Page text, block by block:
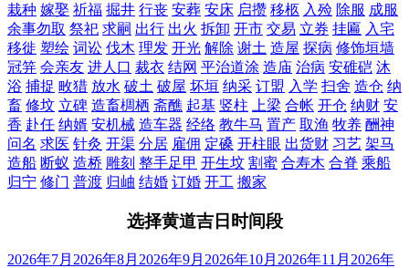
栽种 嫁娶 祈福 掘井 行丧 安葬 安床 启攒 移柩 入殓 除服 成服
余事勿取 祭祀 求嗣 出行 出火 拆卸 开市 交易 立券 挂匾 入宅
移徙 塑绘 词讼 伐木 理发 开光 解除 谢土 造屋 探病 修饰垣墙
冠笄 会亲友 进人口 裁衣 结网 平治道涂 造庙 治病 安碓硙 沐
浴 捕捉 畋猎 放水 破土 破屋 坏垣 纳采 订盟 入学 扫舍 造仓 纳
畜 修坟 立碑 造畜椆栖 斋醮 起基 竖柱 上梁 合帐 开仓 纳财 安
香 赴任 纳婿 安机械 造车器 经络 教牛马 置产 取渔 牧养 酬神
问名 求医 针灸 开渠 分居 雇佣 定磉 开柱眼 出货财 习艺 架马
造船 断蚁 造桥 雕刻 整手足甲 开生坟 割蜜 合寿木 合脊 乘船
归宁 修门 普渡 归岫 结婚 订婚 开工 搬家
选择黄道吉日时间段
2026年7月 2026年8月 2026年9月 2026年10月 2026年11月 2026年